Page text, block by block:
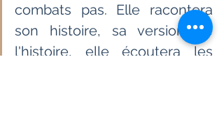
combats pas. Elle racontera
son histoire, sa version de
l'histoire, elle écoutera les